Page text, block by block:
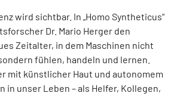
wird sichtbar. In „Homo Syntheticus“
Dr. Mario Herger den
Zeitalter, in dem Maschinen nicht
fühlen, handeln und lernen.
mit künstlicher Haut und autonomem
in unser Leben – als Helfer, Kollegen,